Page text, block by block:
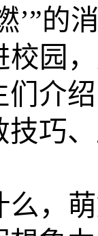
’”的
校园
们介
技巧
么，